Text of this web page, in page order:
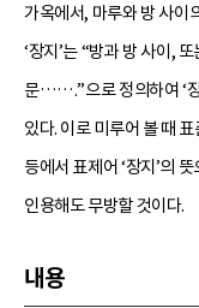
가옥에서, 마루와 방 사
‘장지’는 “방과 방 사이,
문…….”으로 정의하여 ‘장
있다. 이로 미루어 볼 때
등에서 표제어 ‘장지’의
인용해도 무방할 것이다.
내용